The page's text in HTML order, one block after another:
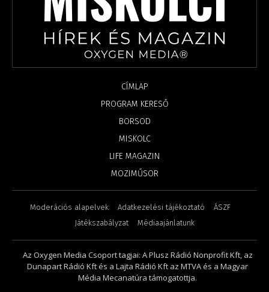
CÍMLAP
PROGRAM KERESŐ
BORSOD
MISKOLC
LIFE MAGAZIN
MOZIMŰSOR
Moderációs alapelvek Adatkezelési tájékoztató
ÁSZF
Játékszabályzat
Médiaajánlatunk
Az Oxygen Media Csoport tagjai: A Plusz Rádió Nonprofit Kft, az
Dunapart Rádió Kft és a Lajta Rádió Kft az MTVA és a Magyar
Média Mecanatúra támogatottja.